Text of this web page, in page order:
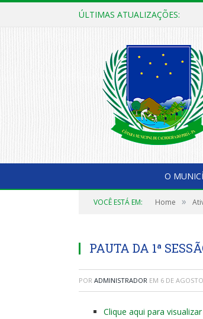
ÚLTIMAS ATUALIZAÇÕES:
O
VOCÊ ESTÁ EM: Home »
PAUTA DA 1ª
POR ADMINISTRADOR EM 6 DE
Clique aqui para visualizar